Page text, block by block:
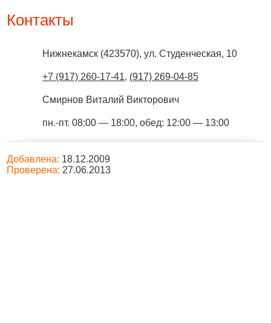
Контакты
Нижнекамск (423570), ул. Студенческая, 10
+7 (917) 260-17-41, (917) 269-04-85
Смирнов Виталий Викторович
пн.-пт. 08:00 — 18:00, обед: 12:00 — 13:00
Добавлена: 18.12.2009
Проверена: 27.06.2013